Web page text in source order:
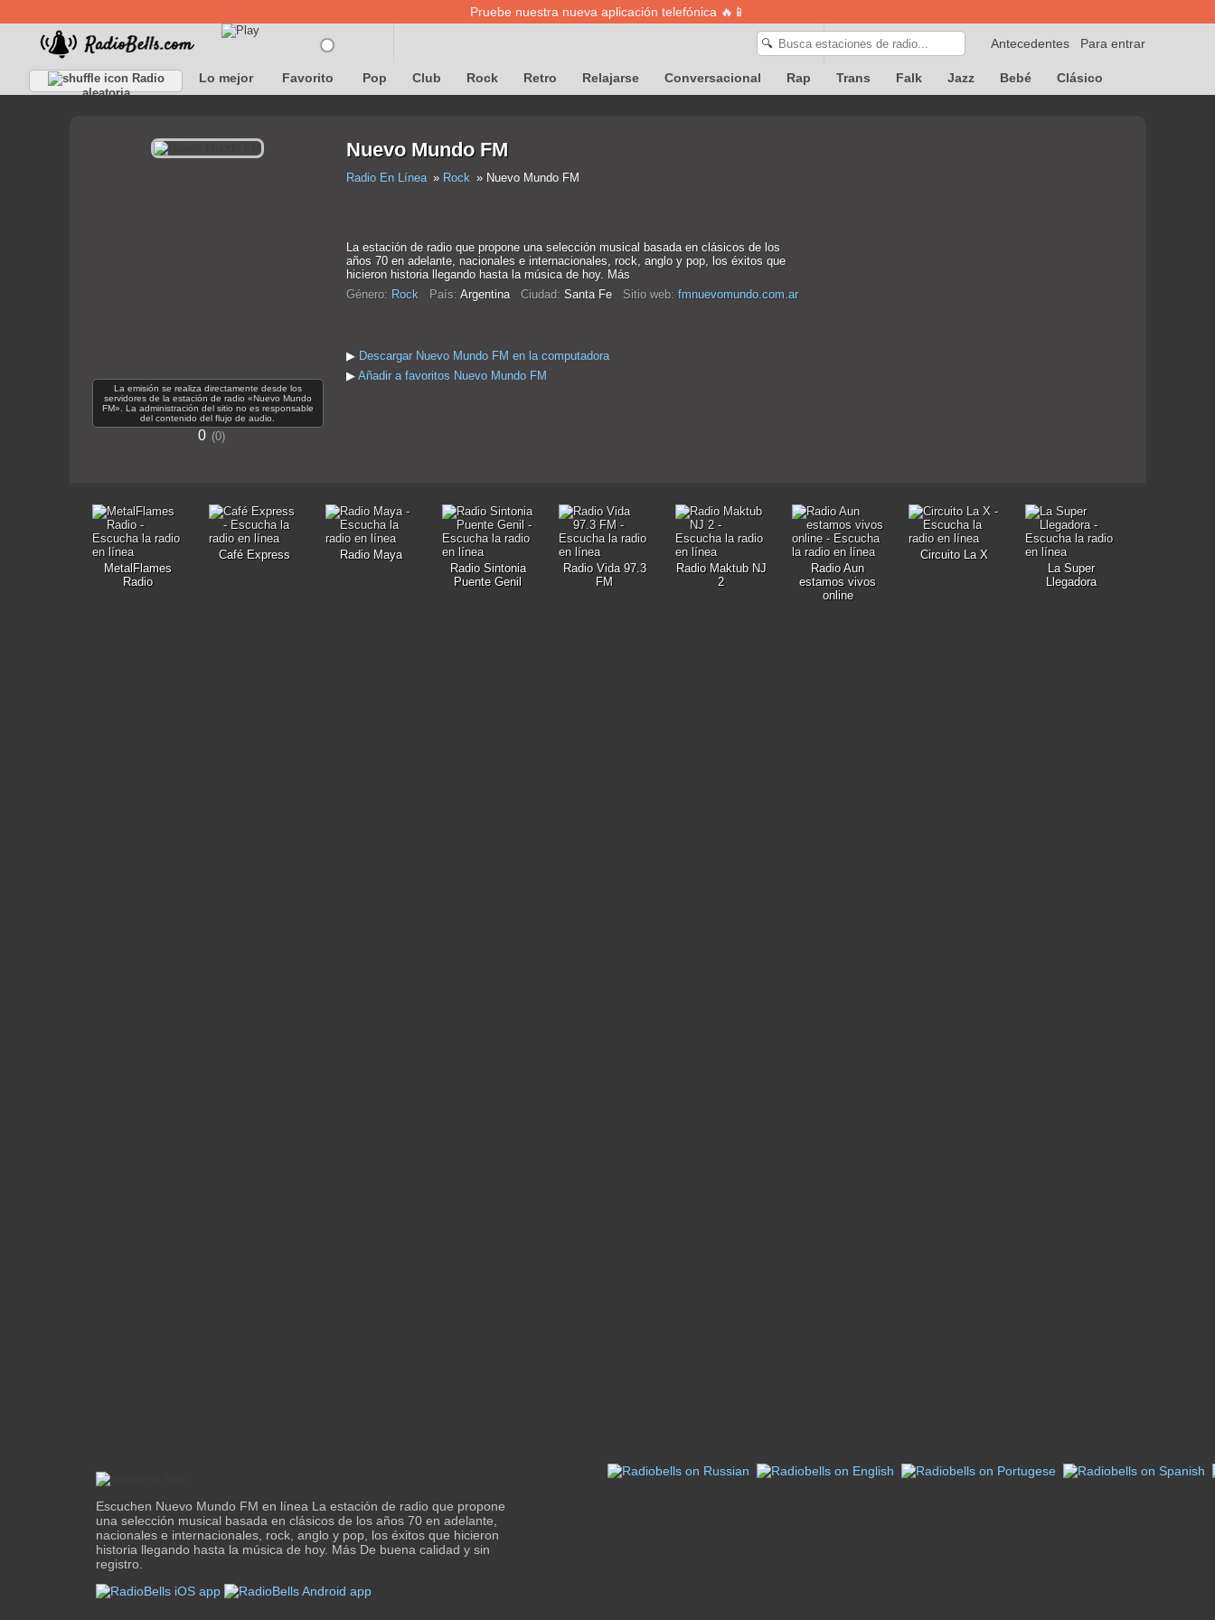
Pruebe nuestra nueva aplicación telefónica 🔥📱
Para entrar
Antecedentes
🔍
Radio
aleatoria
Lo mejor Favorito Pop Club Rock Retro Relajarse Conversacional Rap Trans Falk Jazz Bebé Clásico
La emisión se realiza directamente desde los
servidores de la estación de radio «Nuevo Mundo
FM». La administración del sitio no es responsable
del contenido del flujo de audio.
0 0
Nuevo Mundo FM
Radio En Línea Rock Nuevo Mundo FM
La estación de radio que propone una selección musical basada en clásicos de los
años 70 en adelante, nacionales e internacionales, rock, anglo y pop, los éxitos que
hicieron historia llegando hasta la música de hoy. Más
Género: Rock País: Argentina Ciudad: Santa Fe Sitio web: fmnuevomundo.com.ar
▶ Descargar Nuevo Mundo FM en la computadora
▶ Añadir a favoritos Nuevo Mundo FM
MetalFlames
Radio
Café Express
Radio Maya
Radio Sintonia
Puente Genil
Radio Vida 97.3
FM
Radio Maktub NJ
2
Radio Aun
estamos vivos
online
Circuito La X
La Super
Llegadora
Escuchen Nuevo Mundo FM en línea La estación de radio que propone
una selección musical basada en clásicos de los años 70 en adelante,
nacionales e internacionales, rock, anglo y pop, los éxitos que hicieron
historia llegando hasta la música de hoy. Más De buena calidad y sin
registro.